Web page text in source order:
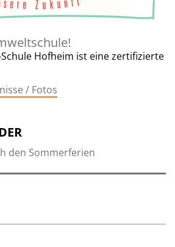
Hofheim ist eine zertifizierte
/ Fotos
den Sommerferien